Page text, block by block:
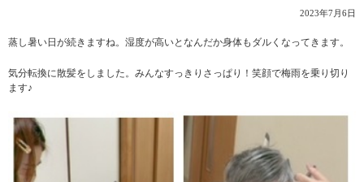
2023年7月6日
蒸し暑い日が続きますね。湿度が高いとなんだか身体もダルくなってきます。
気分転換に散髪をしました。みんなすっきりさっぱり！笑顔で梅雨を乗り切り
ます♪